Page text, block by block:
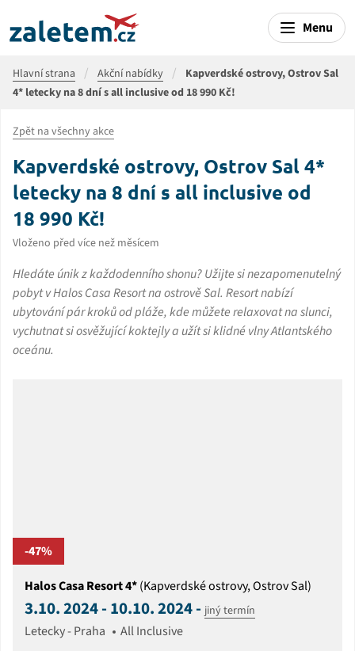
Menu
Hlavní strana Akční nabídky
Kapverdské ostrovy, Ostrov Sal
4* letecky na 8 dní s all inclusive od 18 990 Kč!
Zpět na všechny akce
Kapverdské ostrovy, Ostrov Sal 4*
letecky na 8 dní s all inclusive od
18 990 Kč!
Vloženo před více než měsícem
Hledáte únik z každodenního shonu? Užijte si nezapomenutelný
pobyt v Halos Casa Resort na ostrově Sal. Resort nabízí
ubytování pár kroků od pláže, kde můžete relaxovat na slunci,
vychutnat si osvěžující koktejly a užít si klidné vlny Atlantského
oceánu.
-47%
Halos Casa Resort 4*(Kapverdské ostrovy, Ostrov Sal)
3.10. 2024 - 10.10. 2024 - jiný termín
Letecky - Praha All Inclusive